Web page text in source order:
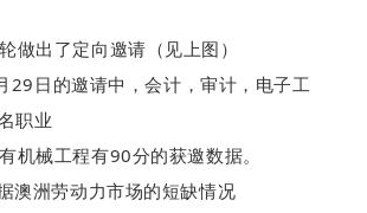
做出了定向邀请（见上图）
29日的邀请中，会计，审计，电子工
职业
机械工程有90分的获邀数据。
澳洲劳动力市场的短缺情况